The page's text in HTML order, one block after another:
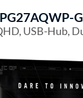
USB-Hub,